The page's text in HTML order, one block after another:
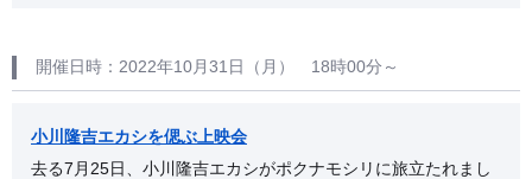
開催日時：2022年10月31日（月） 18時00分～
小川隆吉エカシを偲ぶ上映会
去る7月25日、小川隆吉エカシがポクナモシリに旅立たれまし